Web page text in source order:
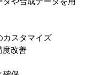
カスタマイズ
度改善